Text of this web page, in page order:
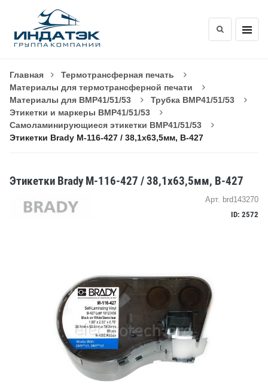
Главная
Термотрансферная печать
Материалы для термотрансферной печати
Материалы для BMP41/51/53
Трубка BMP41/51/53
Этикетки и маркеры BMP41/51/53
Самоламинирующиеся этикетки BMP41/51/53
Этикетки Brady M-116-427 / 38,1x63,5мм, B-427
Этикетки Brady M-116-427 / 38,1x63,5мм, B-427
Арт. brd143270
ID: 2572